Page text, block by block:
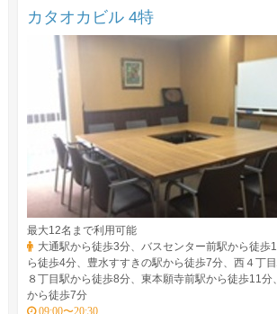
カタオカビル 4特
最大12名まで利用可能
大通駅から徒歩3分、バスセンター前駅から徒歩
ら徒歩4分、豊水すすきの駅から徒歩7分、西４丁
８丁目駅から徒歩8分、東本願寺前駅から徒歩11分
から徒歩7分
09:00〜20:30